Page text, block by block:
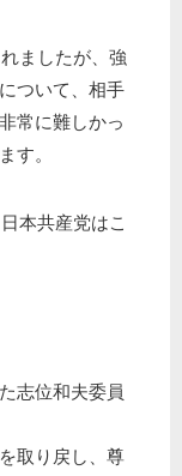
ましたが、強
ついて、相手
常に難しかっ
す。
本共産党はこ
志位和夫委員
取り戻し、尊